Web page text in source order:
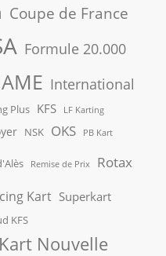
Coupe de France
Formule 20.000
International
Plus KFS LF Karting
NSK OKS PB Kart
Remise de Prix Rotax
Kart Superkart
KFS
Nouvelle